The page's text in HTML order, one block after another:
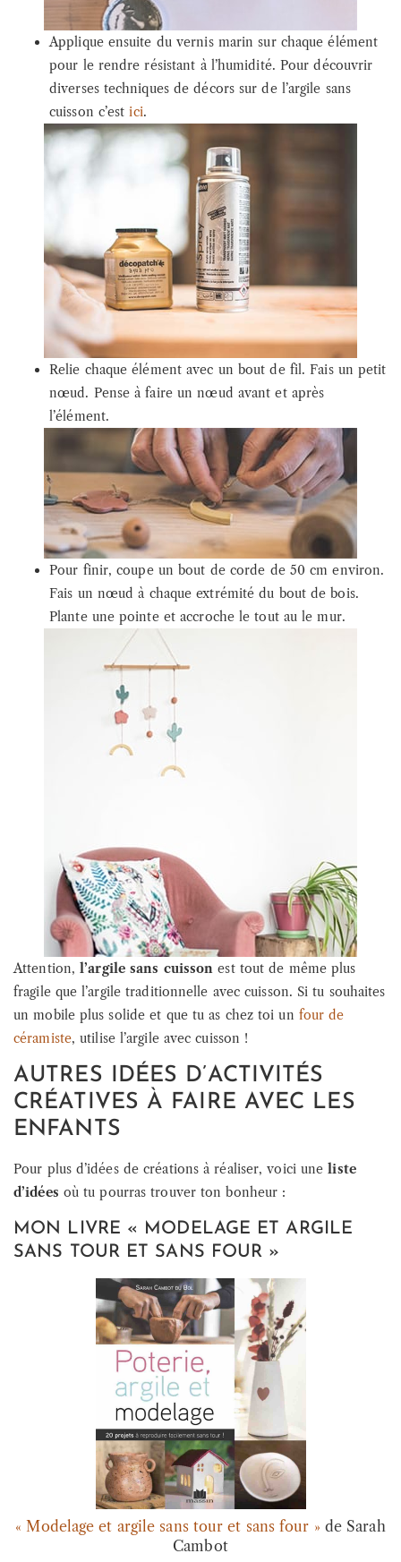
Applique ensuite du vernis marin sur chaque élément
pour le rendre résistant à l’humidité. Pour découvrir
diverses techniques de décors sur de l’argile sans
cuisson c’estici.
Relie chaque élément avec un bout de fil. Fais un petit
nœud. Pense à faire un nœud avant et après
l’élément.
Pour finir, coupe un bout de corde de 50 cm environ.
Fais un nœud à chaque extrémité du bout de bois.
Plante une pointe et accroche le tout au le mur.
Attention,l’argile sans cuisson est tout de même plus
fragile que l’argile traditionnelle avec cuisson. Si tu souhaites
un mobile plus solide et que tu as chez toi un four de
céramiste, utilise l’argile avec cuisson !
AUTRES IDÉES D’ACTIVITÉS
CRÉATIVES À FAIRE AVEC LES
ENFANTS
Pour plus d’idées de créations à réaliser, voici uneliste
d’idées où tu pourras trouver ton bonheur :
MON LIVRE « MODELAGE ET ARGILE
SANS TOUR ET SANS FOUR »
« Modelage et argile sans tour et sans four » de Sarah
Cambot